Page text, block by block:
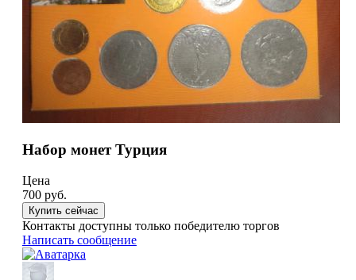
Набор монет Турция
Цена
700 руб.
Купить сейчас
Контакты доступны только победителю торгов
Написать сообщение